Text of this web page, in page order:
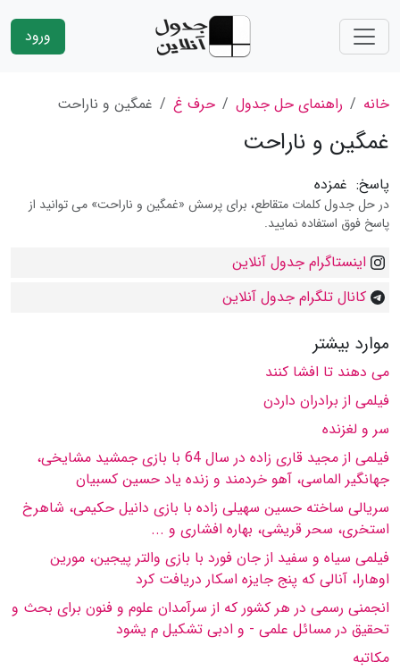
ورود
خانه راهنمای حل جدول حرف غ غمگین و ناراحت
غمگین و ناراحت
پاسخ: غمزده
در حل جدول کلمات متقاطع، برای پرسش «غمگین و ناراحت» می توانید از
پاسخ فوق استفاده نمایید.
اینستاگرام جدول آنلاین
کانال تلگرام جدول آنلاین
موارد بیشتر
مى دهند تا افشا كنند
فیلمى از برادران داردن
سر و لغزنده
فیلمى از مجید قارى زاده در سال 64 با بازى جمشید مشایخى،
جهانگیر الماسى، آهو خردمند و زنده یاد حسین كسبیان
سریالى ساخته حسین سهیلى زاده با بازى دانیل حكیمى، شاهرخ
استخرى، سحر قریشى، بهاره افشارى و ...
فیلمى سیاه و سفید از جان فورد با بازى والتر پیجین، مورین
اوهارا، آنالى كه پنج جایزه اسكار دریافت كرد
انجمنی رسمی در هر كشور كه از سرآمدان علوم و فنون برای بحث و
تحقیق در مسائل علمی - و ادبی تشكیل م یشود
مكاتبه